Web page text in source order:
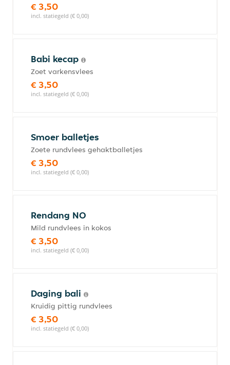
€ 3,50
incl. statiegeld (€ 0,00)
Babi kecap
Zoet varkensvlees
€ 3,50
incl. statiegeld (€ 0,00)
Smoer balletjes
Zoete rundvlees gehaktballetjes
€ 3,50
incl. statiegeld (€ 0,00)
Rendang NO
Mild rundvlees in kokos
€ 3,50
incl. statiegeld (€ 0,00)
Daging bali
Kruidig pittig rundvlees
€ 3,50
incl. statiegeld (€ 0,00)